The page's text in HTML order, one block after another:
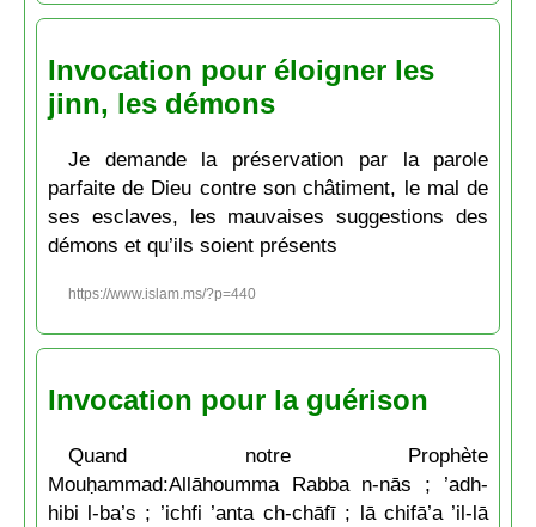
Invocation pour éloigner les
jinn, les démons
Je demande la préservation par la parole
parfaite de Dieu contre son châtiment, le mal de
ses esclaves, les mauvaises suggestions des
démons et qu’ils soient présents
https://www.islam.ms/?p=440
Invocation pour la guérison
Quand notre Prophète
Mouḥammad:Allāhoumma Rabba n-nās ; ’adh-
hibi l-ba’s ; ’ichfi ’anta ch-chāfī ; lā chifā’a ’il-lā